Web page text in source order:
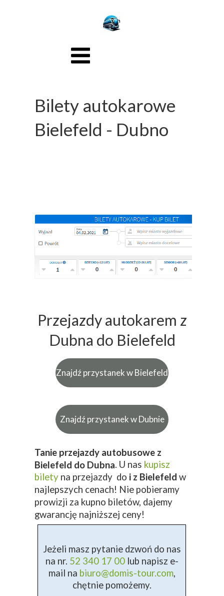
Znajdź przystanek w Bielefeld
Znajdź przystanek w Dubnie
Przejazdy autokarem z
Dubna do Bielefeld
Tanie przejazdy autobusowe z
Bielefeld do Dubna. U nas kupisz
bilety na przejazdy do i z Bielefeld w
najlepszych cenach! Nie pobieramy
prowizji za kupno biletów, dajemy
gwarancję najniższej ceny!
Jeżeli masz pytanie dzwoń do nas
na nr. 52 340 17 00lub napisz e-
mail na biuro@domis-tour.com,
chętnie pomożemy.
Bilety autokarowe
Bielefeld - Dubno